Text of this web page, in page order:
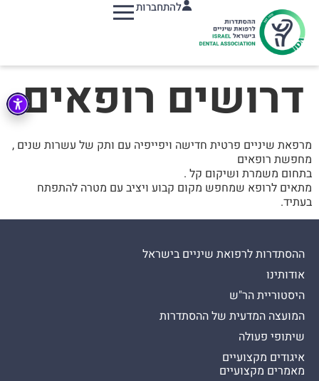
להתחברות
דרושים רופאים
מרפאת שיניים פרטית חדישה ויפייפיה עם ותק של עשרות שנים ,
מחפשת רופאים
בתחום משמרת ושיקום קל .
מתאים לרופא שמחפש מקום קבוע ויציב עם מטרה להתפתח
בעתיד.
ההסתדרות לרפואת שיניים בישראל
אודותינו
היסטוריית הר"ש
המועצה המדעית של ההסתדרות
שיתופי פעולה
איגודים מקצועיים
מאמרים מקצועיים